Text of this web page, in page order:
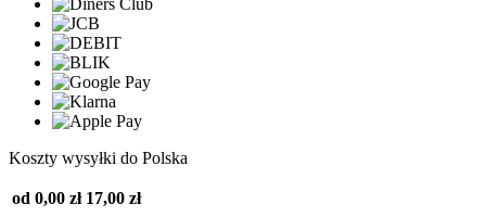
Koszty wysyłki do Polska
od 0,00 zł 17,00 zł